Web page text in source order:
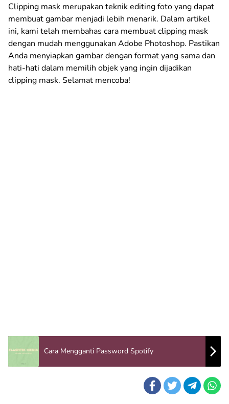
Clipping mask merupakan teknik editing foto yang dapat
membuat gambar menjadi lebih menarik. Dalam artikel
ini, kami telah membahas cara membuat clipping mask
dengan mudah menggunakan Adobe Photoshop. Pastikan
Anda menyiapkan gambar dengan format yang sama dan
hati-hati dalam memilih objek yang ingin dijadikan
clipping mask. Selamat mencoba!
Cara Mengganti Password Spotify